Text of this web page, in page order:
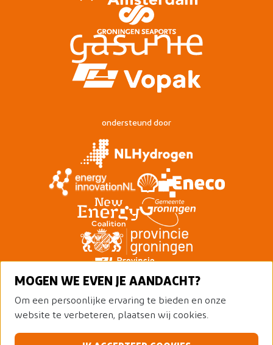
ondersteund door
MOGEN WE EVEN JE AANDACHT?
Om een persoonlijke ervaring te bieden en onze
website te verbeteren, plaatsen wij cookies.